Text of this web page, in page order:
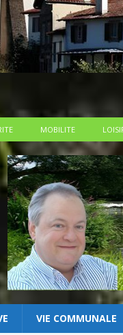
MOBILITE
VIE COMMUNALE